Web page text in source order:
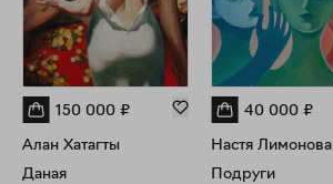
150 000 ₽
Алан Хатагты
Даная
40 000 ₽
Настя Лимонова
Подруги